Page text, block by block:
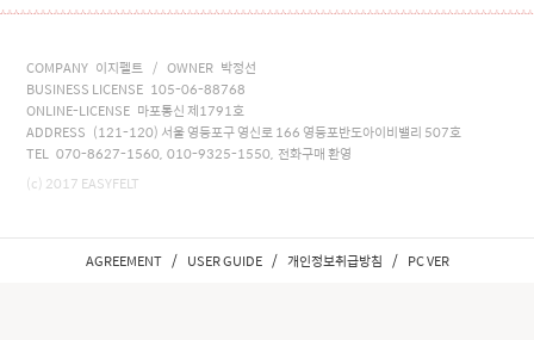
COMPANY 이지펠트 / OWNER 박정선
BUSINESS LICENSE 105-06-88768
ONLINE-LICENSE 마포통신 제1791호
ADDRESS (121-120) 서울 영등포구 영신로 166 영등포반도아이비밸리 507호
TEL 070-8627-1560, 010-9325-1550, 전화구매 환영
(c) 2017 EASYFELT
AGREEMENT / USER GUIDE / 개인정보취급방침 / PC VER